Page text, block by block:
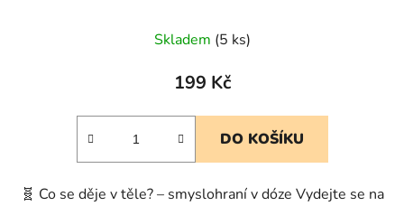
Skladem (5 ks)
199 Kč
DO KOŠÍKU
🧬 Co se děje v těle? – smyslohraní v dóze Vydejte se na